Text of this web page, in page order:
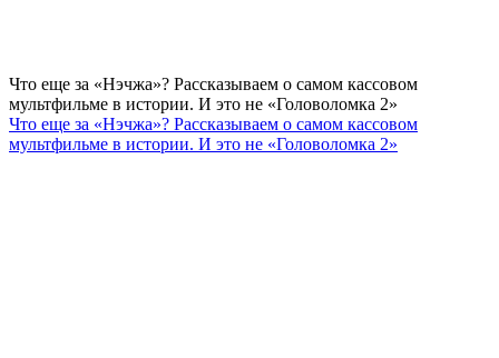
Что еще за «Нэчжа»? Рассказываем о самом кассовом
мультфильме в истории. И это не «Головоломка 2»
Что еще за «Нэчжа»? Рассказываем о самом кассовом
мультфильме в истории. И это не «Головоломка 2»